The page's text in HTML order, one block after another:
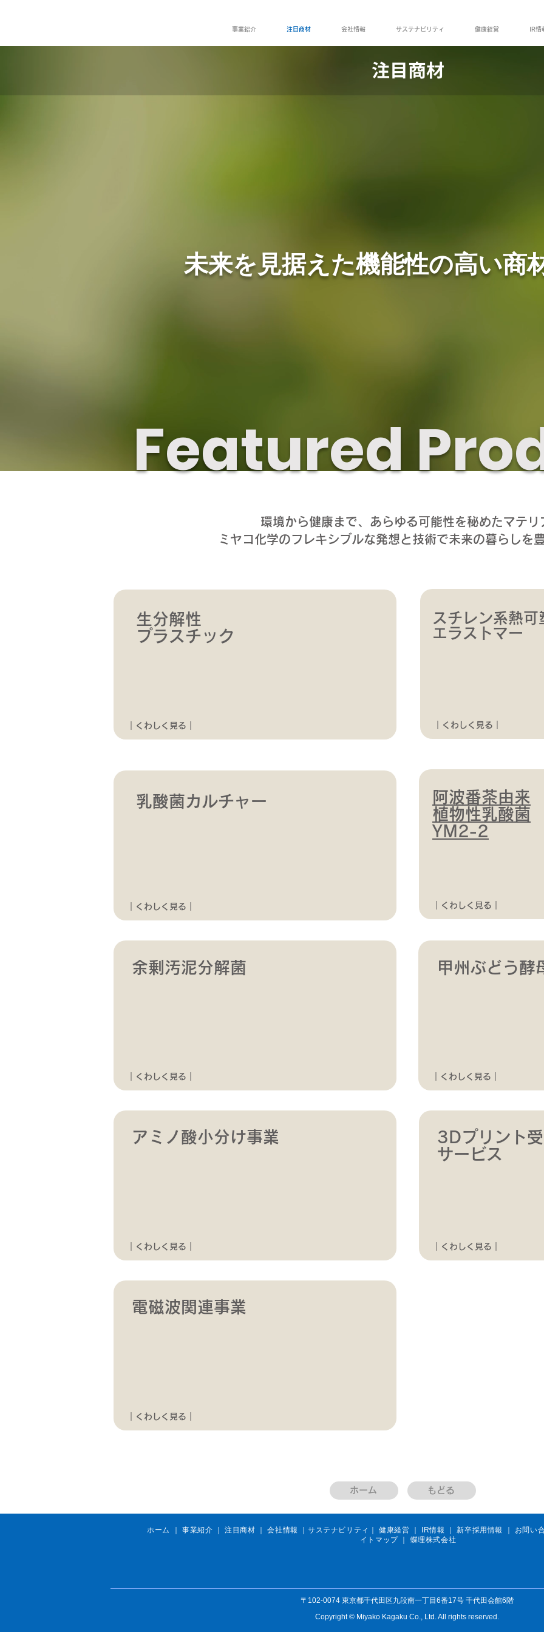
事業紹介 注目商材 会社情報 サステナビリティ 健康経営 IR情
​注目商材
未来を見据えた機能性の高い商
Featured
環境から健康まで、あらゆる可能性を秘めたマテリ
ミヤコ化学のフレキシブルな発想と技術で未来の暮らしを
｜くわしく見る｜
生分解性
プラスチック
｜くわしく見る｜
スチレン系熱可
エラストマー
｜くわしく見る｜
乳酸菌カルチャー
｜くわしく見る｜
余剰汚泥分解菌
｜くわしく見る｜
アミノ酸小分け事業
｜くわしく見る｜
阿波番茶由来
植物性乳酸菌
YM2-2
｜くわしく見る｜
甲州ぶどう酵
｜くわしく見る｜
3Dプリント
​サービス
｜くわしく見る｜
電磁波関連事業
ホーム もどる
ホーム 事業紹介 ｜注目商材 ｜会社情報 サステナビリティ 健康経営 IR情報 ｜新卒採用情報
お問い
イトマップ
｜ 蝶理株式会社
〒102-0074 東京都千代田区九段南一丁目6番17号 千代田会館6階
Copyright © Miyako Kagaku Co., Ltd. All rights reserved.